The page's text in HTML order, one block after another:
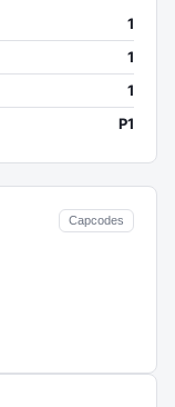
Capcodes
1
1
1
P1